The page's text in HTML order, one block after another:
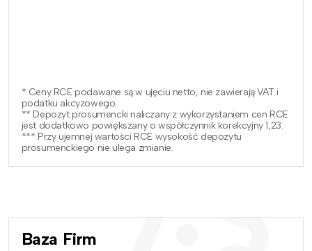
* Ceny RCE podawane są w ujęciu netto, nie zawierają VAT i
podatku akcyzowego.
** Depozyt prosumencki naliczany z wykorzystaniem cen RCE
jest dodatkowo powiększany o współczynnik korekcyjny 1,23.
*** Przy ujemnej wartości RCE wysokość depozytu
prosumenckiego nie ulega zmianie.
Baza Firm